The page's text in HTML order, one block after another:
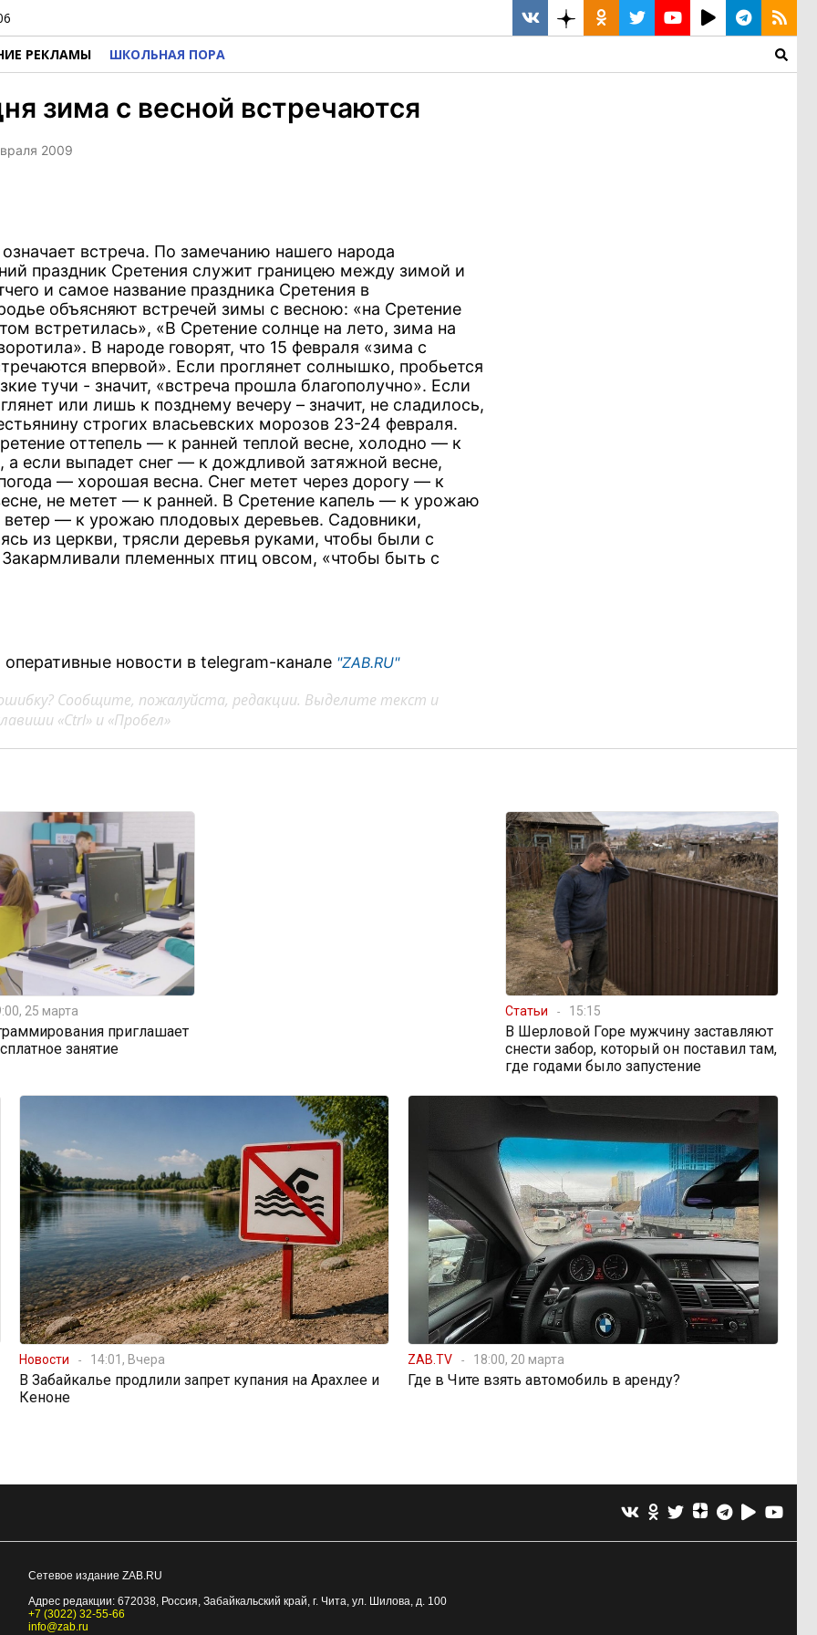
РЕКЛАМЫ ШКОЛЬНАЯ ПОРА
зима с весной встречаются
2009
встреча. По замечанию нашего народа
праздник Сретения служит границею между зимой и
и самое название праздника Сретения в
объясняют встречей зимы с весною: «на Сретение
встретилась», «В Сретение солнце на лето, зима на
В народе говорят, что 15 февраля «зима с
впервой». Если проглянет солнышко, пробьется
тучи - значит, «встреча прошла благополучно». Если
или лишь к позднему вечеру – значит, не сладилось,
строгих власьевских морозов 23-24 февраля.
оттепель — к ранней теплой весне, холодно — к
а если выпадет снег — к дождливой затяжной весне,
— хорошая весна. Снег метет через дорогу — к
не метет — к ранней. В Сретение капель — к урожаю
— к урожаю плодовых деревьев. Садовники,
из церкви, трясли деревья руками, чтобы были с
племенных птиц овсом, «чтобы быть с
новости в telegram-канале "ZAB.RU"
Сообщите, пожалуйста, редакции. Выделите текст и
«Ctrl» и «Пробел»
25 марта
приглашает
занятие
Статьи 15:15
В Шерловой Горе мужчину заставляют
снести забор, который он поставил там,
где годами было запустение
Новости 14:01, Вчера
В Забайкалье продлили запрет купания на Арахлее и
Кеноне
ZAB.TV 18:00, 20 марта
Где в Чите взять автомобиль в аренду?
Сетевое издание ZAB.RU
Адрес редакции: 672038, Россия, Забайкальский край, г. Чита, ул. Шилова, д. 100
+7 (3022) 32-55-66
info@zab.ru